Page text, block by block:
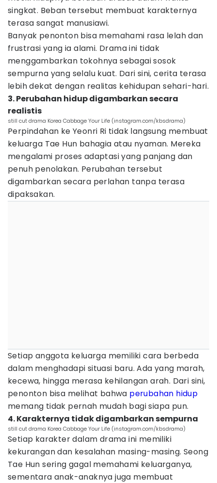
singkat. Beban tersebut membuat karakternya
terasa sangat manusiawi.
Banyak penonton bisa memahami rasa lelah dan
frustrasi yang ia alami. Drama ini tidak
menggambarkan tokohnya sebagai sosok
sempurna yang selalu kuat. Dari sini, cerita terasa
lebih dekat dengan realitas kehidupan sehari-hari.
3. Perubahan hidup digambarkan secara
realistis
still cut drama Korea Cabbage Your Life (instagram.com/kbsdrama)
Perpindahan ke Yeonri Ri tidak langsung membuat
keluarga Tae Hun bahagia atau nyaman. Mereka
mengalami proses adaptasi yang panjang dan
penuh penolakan. Perubahan tersebut
digambarkan secara perlahan tanpa terasa
dipaksakan.
Setiap anggota keluarga memiliki cara berbeda
dalam menghadapi situasi baru. Ada yang marah,
kecewa, hingga merasa kehilangan arah. Dari sini,
penonton bisa melihat bahwa perubahan hidup
memang tidak pernah mudah bagi siapa pun.
4. Karakternya tidak digambarkan sempurna
still cut drama Korea Cabbage Your Life (instagram.com/kbsdrama)
Setiap karakter dalam drama ini memiliki
kekurangan dan kesalahan masing-masing. Seong
Tae Hun sering gagal memahami keluarganya,
sementara anak-anaknya juga membuat